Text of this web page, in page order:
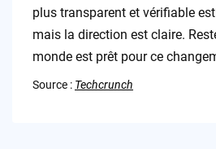
plus transparent et vérifiable
mais la direction est claire.
monde est prêt pour ce
Source : Techcrunch